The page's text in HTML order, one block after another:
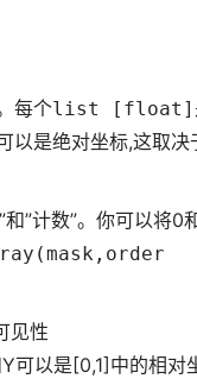
每个list [float]
以是绝对坐标,这取决
”计数”。你可以将0
见性
以是[0,1]中的相对